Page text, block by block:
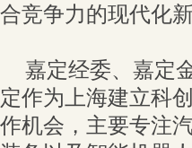
合竞争力的现代化
嘉定经委、嘉定
定作为上海建立科
作机会，主要专注